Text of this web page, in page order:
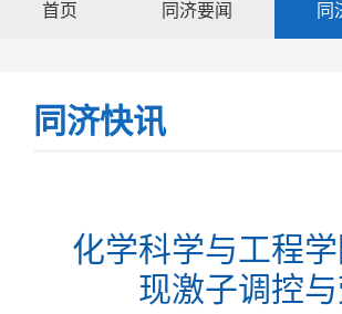
首页 同济要闻 同
同济快讯
化学科学与工程
现激子调控